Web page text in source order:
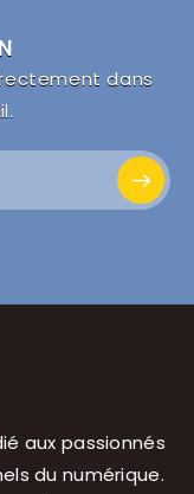
dans
aux passionnés
du numérique.